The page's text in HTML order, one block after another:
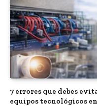
7 errores que debes
equipos tecnológicos